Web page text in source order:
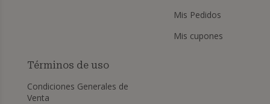
Mis Pedidos
Mis cupones
Términos de uso
Condiciones Generales de
Venta